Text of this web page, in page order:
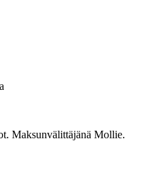
Maksunvälittäjänä Mollie.